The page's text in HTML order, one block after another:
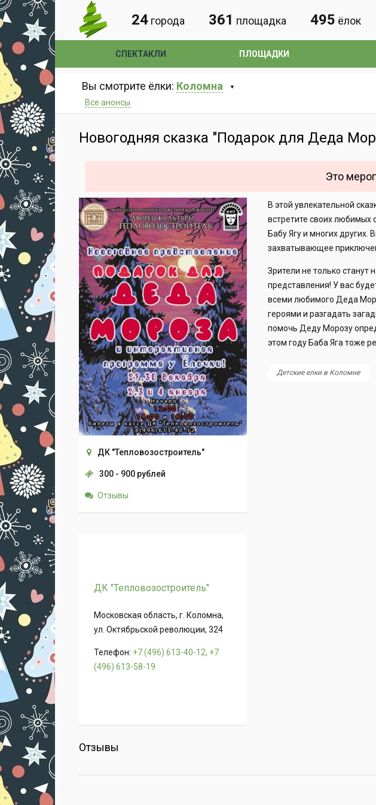
24 города 361 площадка 495 ёлок
СПЕКТАКЛИ ПЛОЩАДКИ
Вы смотрите ёлки: Коломна
Все анонсы
Новогодняя сказка "Подарок для Деда
Это
ДК "Тепловозостроитель"
300 - 900 рублей
Отзывы
В этой увлекательной
встретите своих любимых
Бабу Ягу и многих других.
захватывающее
Зрители не только
представления! У вас
всеми любимого Деда
героями и разгадать
помочь Деду Морозу
этом году Баба Яга тоже
Детские елки в Коломне
ДК "Тепловозостроитель"
Московская область, г. Коломна,
ул. Октябрьской революции, 324
Телефон: +7 (496) 613-40-12, +7
(496) 613-58-19
Отзывы